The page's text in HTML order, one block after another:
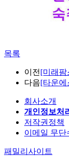
목록
이전 [미래팜
다음[타운에
회사소개
개인정보처
저작권정책
이메일 무단
패밀리사이트